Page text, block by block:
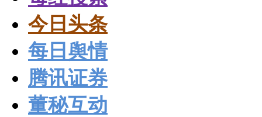
今日头条
每日舆情
腾讯证券
董秘互动